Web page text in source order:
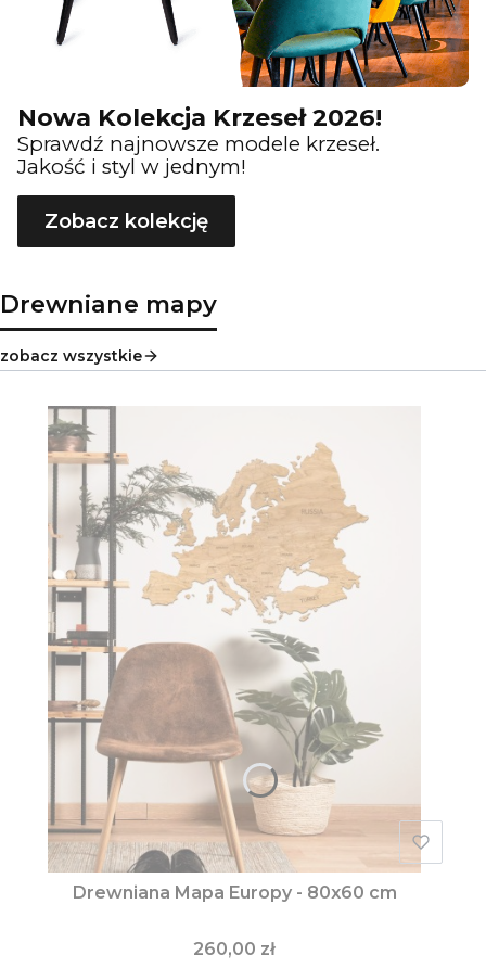
Nowa Kolekcja Krzeseł 2026!
Sprawdź najnowsze modele krzeseł.
Jakość i styl w jednym!
Zobacz kolekcję
Drewniane mapy
zobacz wszystkie
Drewniana Mapa Europy - 80x60 cm
260,00 zł